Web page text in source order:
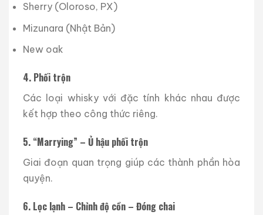
Sherry (Oloroso, PX)
Mizunara (Nhật Bản)
New oak
4. Phối trộn
Các loại whisky với đặc tính khác nhau được
kết hợp theo công thức riêng.
5. “Marrying” – Ủ hậu phối trộn
Giai đoạn quan trọng giúp các thành phần hòa
quyện.
6. Lọc lạnh – Chỉnh độ cồn – Đóng chai